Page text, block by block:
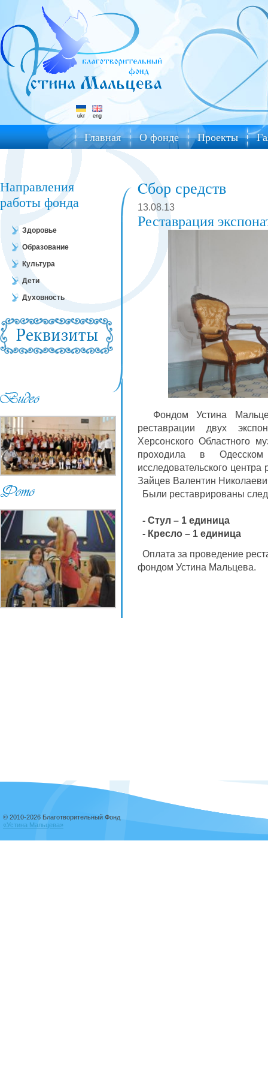
ukr eng
Главная О фонде Проекты
Направления
работы фонда
Здоровье
Образование
Культура
Дети
Духовность
Cбор средств
13.08.13
Реставрация
Фондом Устина
реставрации двух
Херсонского Областного
проходила в
исследовательского
Зайцев Валентин
Были реставрированы
- Стул – 1 единица
- Кресло – 1 единица
Оплата за проведение
фондом Устина Мальцева.
© 2010-2026 Благотворительный Фонд
«Устина Мальцева»